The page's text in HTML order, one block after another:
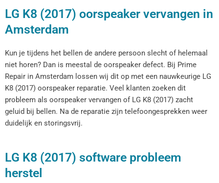
LG K8 (2017) oorspeaker vervangen in
Amsterdam
Kun je tijdens het bellen de andere persoon slecht of helemaal
niet horen? Dan is meestal de oorspeaker defect. Bij Prime
Repair in Amsterdam lossen wij dit op met een nauwkeurige LG
K8 (2017) oorspeaker reparatie. Veel klanten zoeken dit
probleem als oorspeaker vervangen of LG K8 (2017) zacht
geluid bij bellen. Na de reparatie zijn telefoongesprekken weer
duidelijk en storingsvrij.
LG K8 (2017) software probleem
herstel